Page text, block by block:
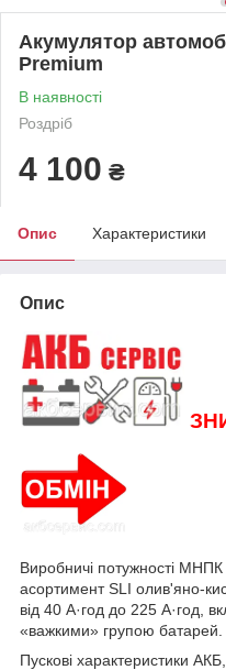
Акумулятор
Premium
В наявності
Роздріб
4 100 ₴
Опис Характеристики
Опис
Виробничі потужності
асортимент SLI олив'яно-
від 40 А·год до 225 А·год,
«важкими» групою батарей.
Пускові характеристики